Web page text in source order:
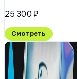
25 300 ₽
Смотреть